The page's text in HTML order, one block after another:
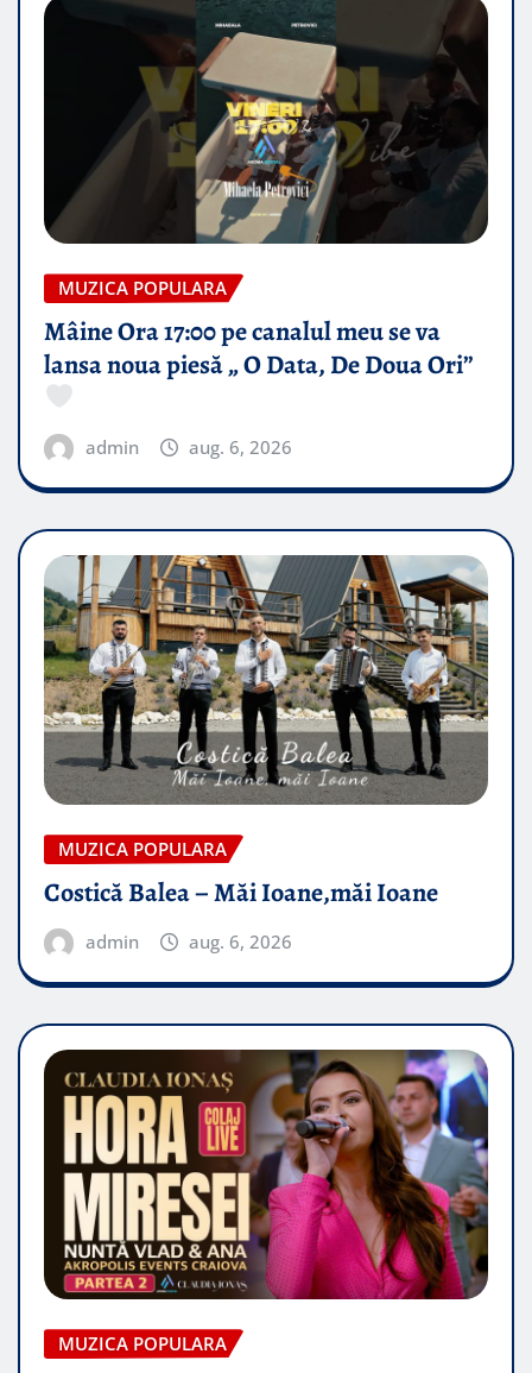
MUZICA POPULARA
Mâine Ora 17:00 pe canalul meu se va
lansa noua piesă „ O Data, De Doua Ori”
admin aug. 6, 2026
MUZICA POPULARA
Costică Balea – Măi Ioane,măi Ioane
admin aug. 6, 2026
MUZICA POPULARA